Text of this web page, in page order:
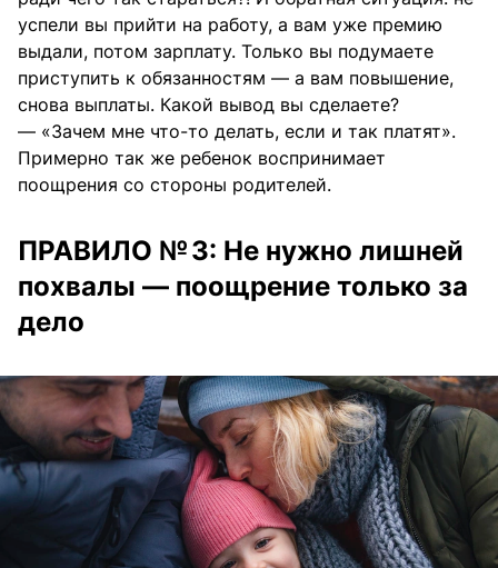
успели вы прийти на работу, а вам уже премию
выдали, потом зарплату. Только вы подумаете
приступить к обязанностям — а вам повышение,
снова выплаты. Какой вывод вы сделаете?
— «Зачем мне что-то делать, если и так платят».
Примерно так же ребенок воспринимает
поощрения со стороны родителей.
ПРАВИЛО № 3: Не нужно лишней
похвалы — поощрение только за
дело